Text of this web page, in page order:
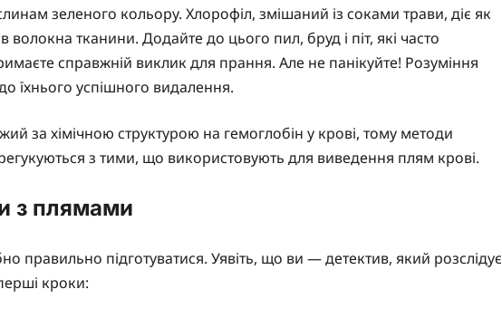
зеленого кольору. Хлорофіл, змішаний із соками трави, діє як
тканини. Додайте до цього пил, бруд і піт, які часто
справжній виклик для прання. Але не панікуйте! Розуміння
успішного видалення.
за хімічною структурою на гемоглобін у крові, тому методи
з тими, що використовують для виведення плям крові.
з плямами
правильно підготуватися. Уявіть, що ви — детектив, який розслідує
кроки: